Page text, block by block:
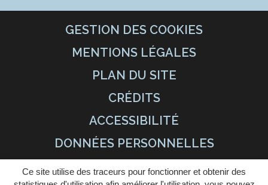
Ce site utilise des traceurs pour fonctionner et obtenir des
GESTION DES COOKIES
MENTIONS LÉGALES
PLAN DU SITE
CRÉDITS
ACCESSIBILITÉ
DONNÉES PERSONNELLES